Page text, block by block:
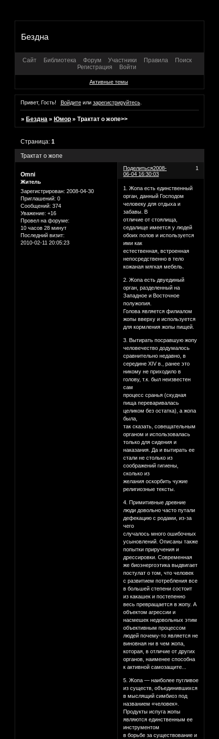
Бездна
Сайт Библиотека Форум Участники Правила
Поиск
Регистрация
Войти
Активные темы
Привет, Гость! Войдитеили зарегистрируйтесь.
»Бездна »Юмор »Трактат о жопе>>
Трактат о жопе
Страница:1
Поделиться 1
2008-
06-04 16:30:03
Omni
Житель
Зарегистрирован: 2008-04-30
Приглашений: 0
Сообщений: 374
Уважение: +16
Провел на форуме:
10 часов 28 минут
Последний визит:
2010-02-11 20:05:23
1. Жопа есть единственный
орган, данный Господом
человеку для отдыха и
забавы. В
отличие от стоялища,
седалище имеется у людей
обоих полов и используется
ими как
естественная, встроенная
непосредственно в тело
кожаная мягкая мебель.
2. Жопа есть двуединый
орган, разделенный на
Западное и Восточное
полужопия.
Голова является филиалом
жопы вверху и используется
для кормления жопы пищей.
3. Вытирать посравшую жопу
человечество додумалось
сравнительно недавно, в
середине ХIV в., ранее это
никому не приходило в
голову, т.к. был неизвестен
сам
процесс сранья (скудная
пища переваривалась
целиком без остатка), а жопа
была,
так сказать, совещательным
органом и использовалась
только для сидения и
наказания. Да и вытирать ее
стали не столько из
соображений гигиены,
сколько из
желания оскорбить чужие
религиозные тексты.
4. Примитивные древние
люди довольно часто путали
дефекацию с родами, из-за
чего
случалось много ошибочных
усыновлений. Описаны также
попытки приручения и
дрессировки. Современная
же биоэнергоэтика выдвигает
постулат о том, что человек
с развитием потребления все
в большей степени состоит
из какашек и постепенно
весь превращается в жопу. А
объектом агрессии и
насмешек недовольных этим
объективным процессом
людей почему-то является не
виновная ни в чем жопа,
которая, в отличие от других
органов, наименее способна
к активной самозащите...
5. Жопа — наиболее пугливое
из существ, объединившихся
в мыслящий симбиоз под
названием «человек».
Продукты испуга жопы
являются единственным ее
инструментом
в борьбе за существование и